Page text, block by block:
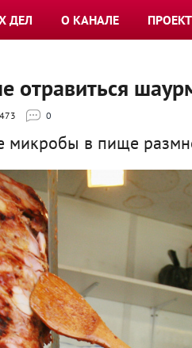
ДЕЛ О КАНАЛЕ
отравиться
473 0
микробы в пище